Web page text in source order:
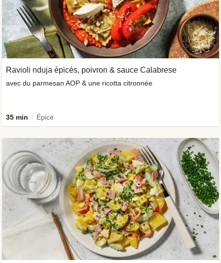
Ravioli nduja épicés, poivron & sauce Calabrese
avec du parmesan AOP & une ricotta citronnée
35 min Épicé